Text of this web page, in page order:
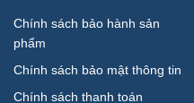
Chính sách bảo hành sản
phẩm
Chính sách bảo mật thông tin
Chính sách thanh toán